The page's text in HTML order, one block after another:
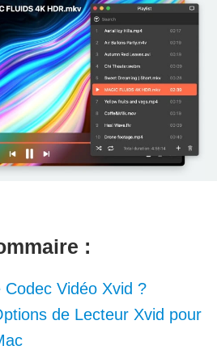
:
Vidéo Xvid ?
de Lecteur Xvid pour